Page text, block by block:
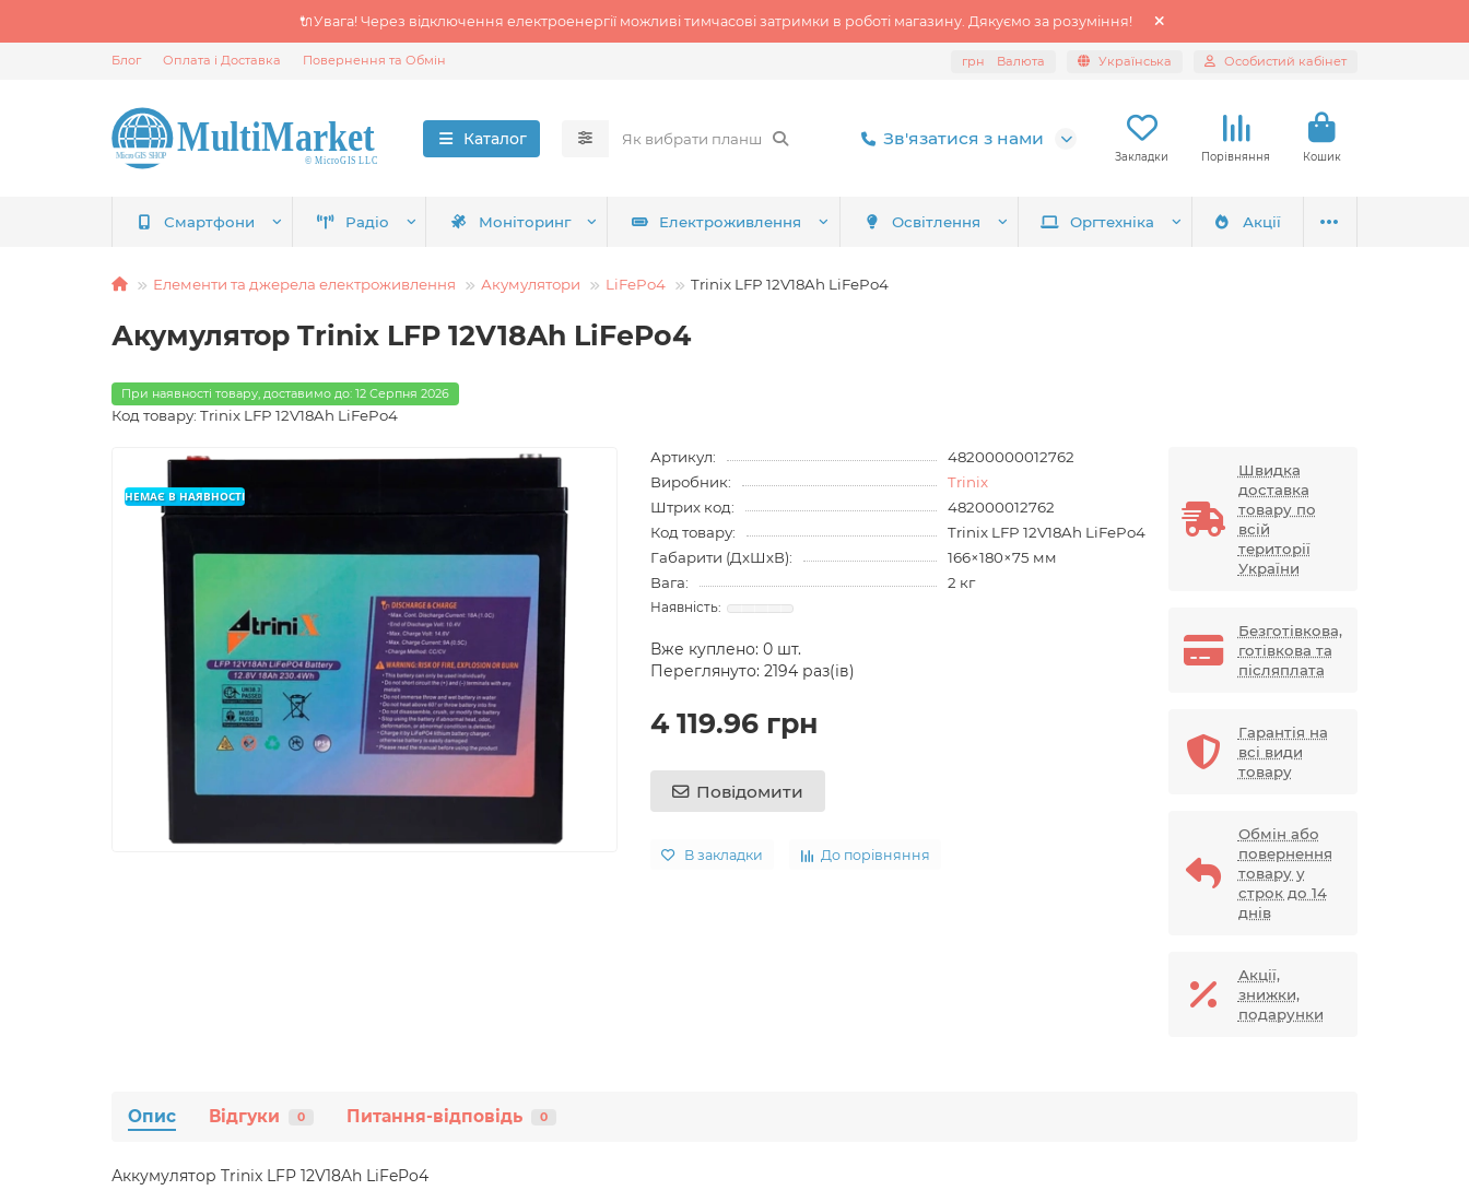
🔌Увага! Через відключення електроенергії можливі тимчасові затримки в роботі магазину. Дякуємо за розуміння!
Блог Оплата і Доставка Повернення та Обмін грн Валюта Українська Особистий кабінет
Каталог Зв'язатися з нами
Закладки Порівняння Кошик
Смартфони Радіо Моніторинг Електроживлення Освітлення Оргтехніка Акції
Елементи та джерела електроживлення Акумулятори LiFePo4 Trinix LFP 12V18Ah LiFePo4
Акумулятор Trinix LFP 12V18Ah LiFePo4
При наявності товару, доставимо до: 12 Серпня 2026
Код товару: Trinix LFP 12V18Ah LiFePo4
НЕМАЄ В НАЯВНОСТІ
Артикул:
48200000012762
Виробник:
Trinix
Штрих код:
482000012762
Код товару:
Trinix LFP 12V18Ah LiFePo4
Габарити (ДхШхВ):
166×180×75 мм
Вага:
2 кг
Вже куплено:0 шт.
Переглянуто: 2194 раз(ів)
4 119.96 грн
Повідомити
В закладки До порівняння
Швидка
доставка
товару по
всій
території
України
Безготівкова,
готівкова та
післяплата
Гарантія на
всі види
товару
Обмін або
повернення
товару у
строк до 14
днів
Акції,
знижки,
подарунки
Опис Відгуки 0 Питання-відповідь 0
Аккумулятор Trinix LFP 12V18Ah LiFePo4